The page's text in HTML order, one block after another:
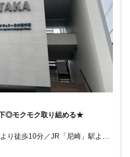
◎モクモク取り組める★
り徒歩10分／JR「尼崎」駅より
10分